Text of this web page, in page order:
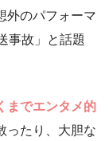
外のパフォーマ
事故」と話題
までエンタメ的
ったり、大胆な